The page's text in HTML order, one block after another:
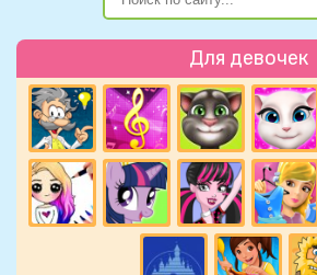
Для девочек